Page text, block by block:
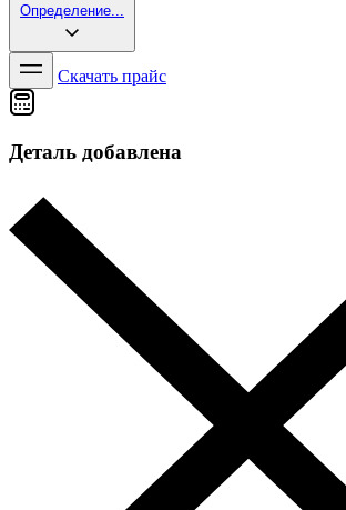
Определение...
Скачать прайс
Деталь добавлена